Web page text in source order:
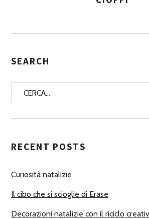
S
G
A
U
O
I
SEARCH
RECENT POSTS
Curiosità natalizie
Il cibo che si scioglie di Erase
Decorazioni natalizie con il riciclo